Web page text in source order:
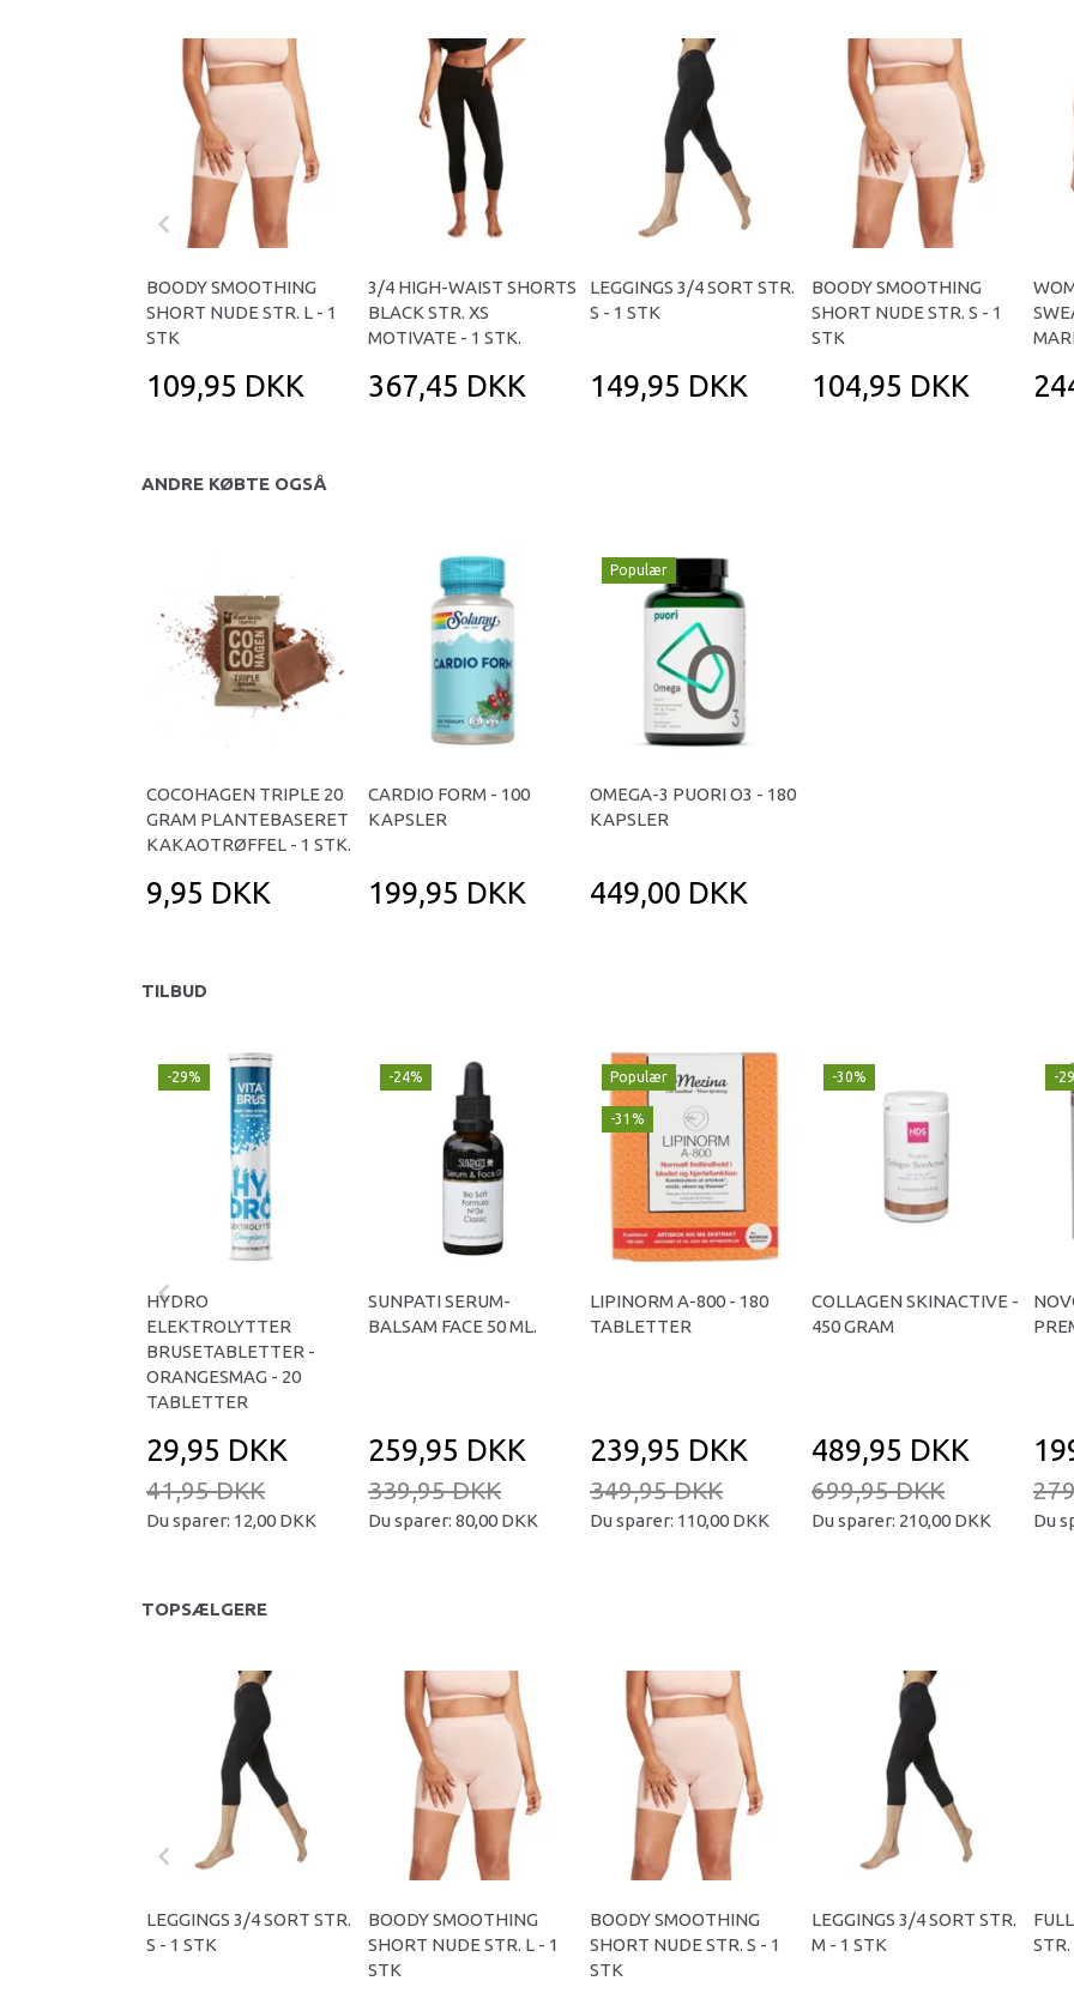
BOODY SMOOTHING
SHORT NUDE STR. L - 1
STK
109,95 DKK
3/4 HIGH-WAIST SHORTS
BLACK STR. XS
MOTIVATE - 1 STK.
367,45 DKK
LEGGINGS 3/4 SORT STR.
S - 1 STK
149,95 DKK
BOODY SMOOTHING
SHORT NUDE STR. S - 1
STK
104,95 DKK
ANDRE KØBTE OGSÅ
COCOHAGEN TRIPLE 20
GRAM PLANTEBASERET
KAKAOTRØFFEL - 1 STK.
9,95 DKK
CARDIO FORM - 100
KAPSLER
199,95 DKK
Populær
OMEGA-3 PUORI O3 - 180
KAPSLER
449,00 DKK
TILBUD
-29%
HYDRO
ELEKTROLYTTER
BRUSETABLETTER -
ORANGESMAG - 20
TABLETTER
29,95 DKK
41,95 DKK
Du sparer: 12,00 DKK
-24%
SUNPATI SERUM-
BALSAM FACE 50 ML.
259,95 DKK
339,95 DKK
Du sparer: 80,00 DKK
Populær
-31%
LIPINORM A-800 - 180
TABLETTER
239,95 DKK
349,95 DKK
Du sparer: 110,00 DKK
-30%
COLLAGEN SKINACTIVE -
450 GRAM
489,95 DKK
699,95 DKK
Du sparer: 210,00 DKK
-
Du
TOPSÆLGERE
LEGGINGS 3/4 SORT STR.
S - 1 STK
BOODY SMOOTHING
SHORT NUDE STR. L - 1
STK
BOODY SMOOTHING
SHORT NUDE STR. S - 1
STK
LEGGINGS 3/4 SORT STR.
M - 1 STK